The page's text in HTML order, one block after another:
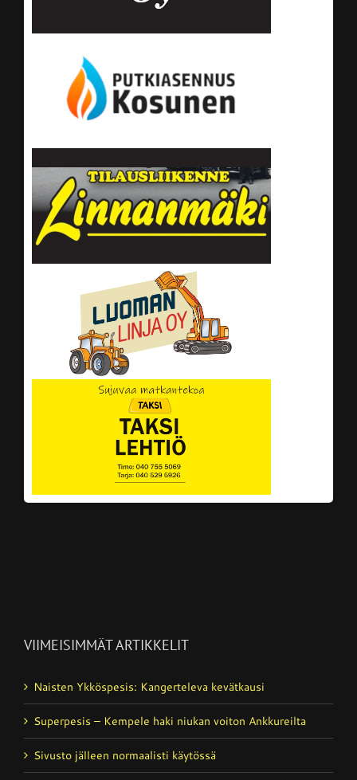
VIIMEISIMMÄT ARTIKKELIT
Naisten Ykköspesis: Kangerteleva kevätkausi
Superpesis – Kempele haki niukan voiton Ankkureilta
Sivusto jälleen normaalisti käytössä